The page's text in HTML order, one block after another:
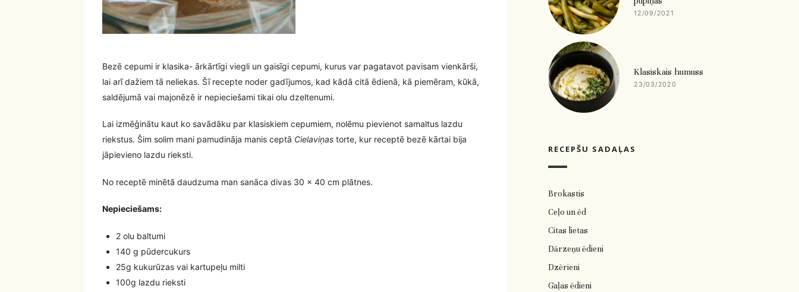
Bezē cepumi ir klasika- ārkārtīgi viegli un gaisīgi cepumi, kurus var pagatavot pavisam vienkārši,
lai arī dažiem tā neliekas. Šī recepte noder gadījumos, kad kādā citā ēdienā, kā piemēram, kūkā,
saldējumā vai majonēzē ir nepieciešami tikai olu dzeltenumi.
Lai izmēģinātu kaut ko savādāku par klasiskiem cepumiem, nolēmu pievienot samaltus lazdu
riekstus. Šim solim mani pamudināja manis ceptā Cielaviņas torte, kur receptē bezē kārtai bija
jāpievieno lazdu rieksti.
No receptē minētā daudzuma man sanāca divas 30 x 40 cm plātnes.
Nepieciešams:
2 olu baltumi
140 g pūdercukurs
25g kukurūzas vai kartupeļu milti
100g lazdu rieksti
12/09/2021
Klasiskais humuss
23/03/2020
RECEPŠU SADAĻAS
Brokastis
Ceļo un ēd
Citas lietas
Dārzeņu ēdieni
Dzērieni
Gaļas ēdieni